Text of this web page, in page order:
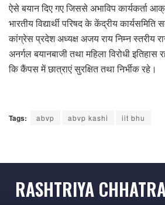
ऐसे बयान दिए गए जिससे अभाविप कार्यकर्ता
भारतीय विद्यार्थी परिषद के केंद्रीय
कांग्रेस प्रदेश अध्यक्ष अजय राय निम्न स्तरीय
अनर्गल बयानबाजी तथा महिला विरोधी
कि कैंपस में छात्राएं सुरक्षित तथा निर्भीक रहे।
Tags: abvp abvp kashi iit bhu
RASHTRIYA